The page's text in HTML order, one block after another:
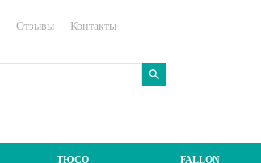
Отзывы Контакты
ТЮСО FALLON